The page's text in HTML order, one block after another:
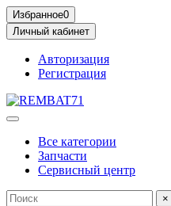
Избранное0
Личный кабинет
Авторизация
Регистрация
Все категории
Запчасти
Сервисный центр
×